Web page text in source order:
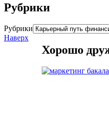
Рубрики
Рубрики
Хорошо
Наверх